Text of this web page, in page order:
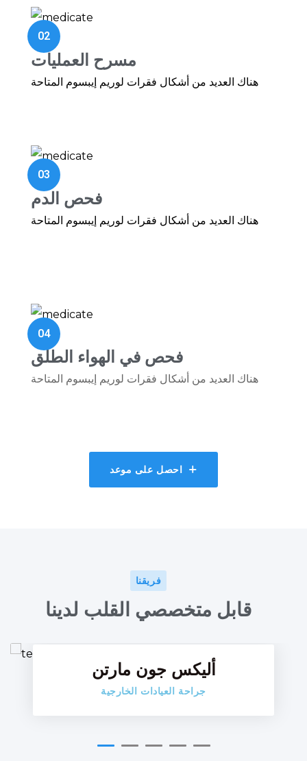
02
مسرح العمليات
هناك العديد من أشكال فقرات لوريم إيبسوم المتاحة
03
فحص الدم
هناك العديد من أشكال فقرات لوريم إيبسوم المتاحة
04
فحص في الهواء الطلق
هناك العديد من أشكال فقرات لوريم إيبسوم المتاحة
احصل على موعد
فريقنا
قابل متخصصي القلب لدينا
أليكس جون مارتن
جراحة العيادات الخارجية